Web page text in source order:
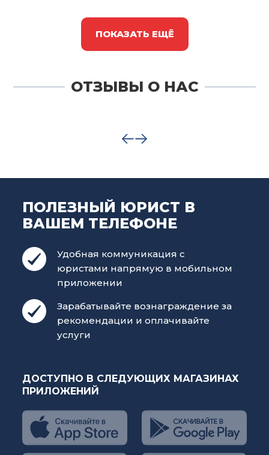
ПОКАЗАТЬ ЕЩЁ
ОТЗЫВЫ О НАС
ПОЛЕЗНЫЙ ЮРИСТ В
ВАШЕМ ТЕЛЕФОНЕ
Удобная коммуникация с
юристами напрямую в мобильном
приложении
Зарабатывайте вознаграждение за
рекомендации и оплачивайте
услуги
ДОСТУПНО В СЛЕДУЮЩИХ МАГАЗИНАХ
ПРИЛОЖЕНИЙ